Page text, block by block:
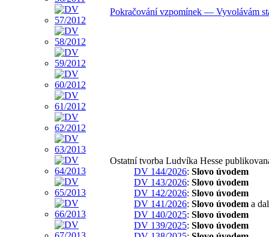
Pokračování vzpomínek — Vyvolávám
Ostatní tvorba Ludvíka Hesse
DV 144/2026: Slovo úvodem
DV 143/2026: Slovo úvodem
DV 142/2026: Slovo úvodem
DV 141/2026: Slovo úvodem a
DV 140/2025: Slovo úvodem
DV 139/2025: Slovo úvodem